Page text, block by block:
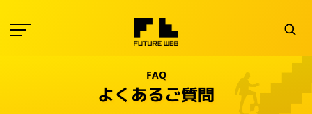
FAQ
よくあるご質問